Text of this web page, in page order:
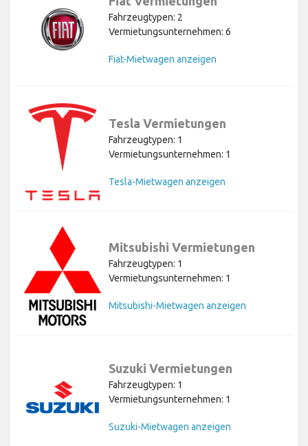
Fahrzeugtypen: 2
Vermietungsunternehmen: 6
Fiat-Mietwagen anzeigen
Tesla Vermietungen
Fahrzeugtypen: 1
Vermietungsunternehmen: 1
Tesla-Mietwagen anzeigen
Mitsubishi Vermietungen
Fahrzeugtypen: 1
Vermietungsunternehmen: 1
Mitsubishi-Mietwagen anzeigen
Suzuki Vermietungen
Fahrzeugtypen: 1
Vermietungsunternehmen: 1
Suzuki-Mietwagen anzeigen